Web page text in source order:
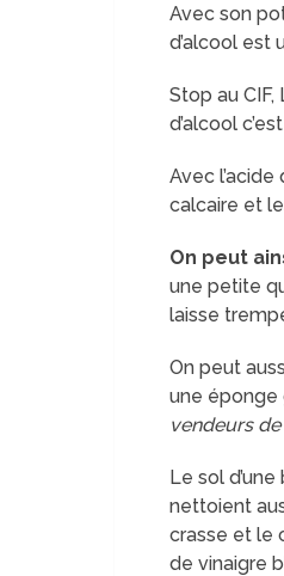
Avec son
d’alcool est
Stop au CIF,
d’alcool
Avec l’acide
calcaire et
On peut
une petite
laisse
On peut
une éponge
vendeurs
Le sol
nettoient
crasse et le
de vinaigre